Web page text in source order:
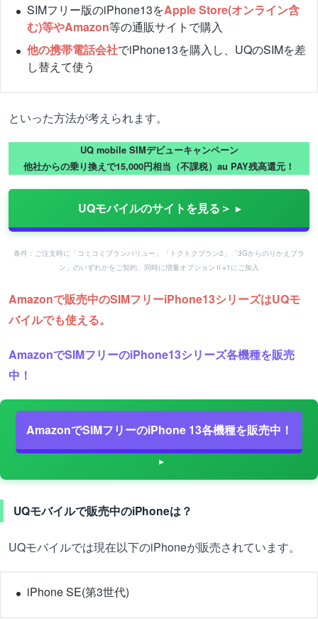
SIMフリー版のiPhone13をApple Store(オンライン含
む)等やAmazon等の通販サイトで購入
他の携帯電話会社でiPhone13を購入し、UQのSIMを差
し替えて使う
といった方法が考えられます。
UQ mobile SIMデビューキャンペーン
他社からの乗り換えで15,000円相当（不課税）au PAY残高還元！
UQモバイルのサイトを見る＞
条件：ご注文時に「コミコミプランバリュー」「トクトクプラン2」「3Gからのりかえプラ
ン」のいずれかをご契約、同時に増量オプションⅡ※1にご加入
Amazonで販売中のSIMフリーiPhone13シリーズはUQモ
バイルでも使える。
AmazonでSIMフリーのiPhone13シリーズ各機種を販売
中！
AmazonでSIMフリーのiPhone 13各機種を販売中！
UQモバイルで販売中のiPhoneは？
UQモバイルでは現在以下のiPhoneが販売されています。
iPhone SE(第3世代)